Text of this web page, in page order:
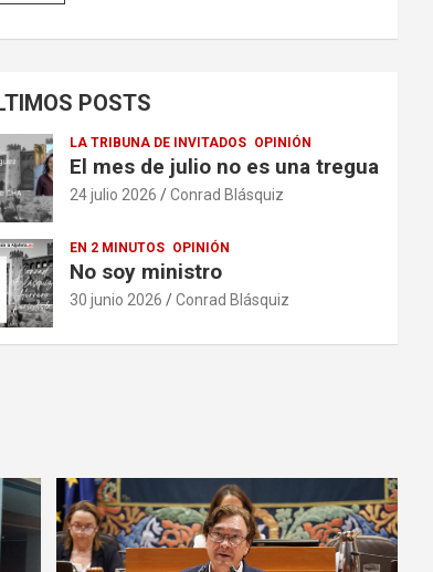
POSTS
LA TRIBUNA DE INVITADOS OPINIÓN
El mes de julio no es una tregua
24 julio 2026 Conrad Blásquiz
EN 2 MINUTOS OPINIÓN
No soy ministro
30 junio 2026 Conrad Blásquiz